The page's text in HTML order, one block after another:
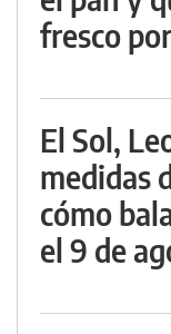
fresco
El Sol,
medidas
cómo
el 9 de